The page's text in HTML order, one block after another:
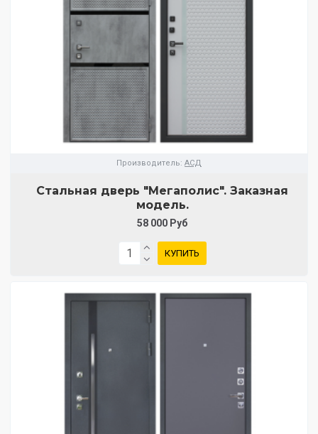
Производитель: АСД
Стальная дверь "Мегаполис". Заказная
модель.
58 000 Руб
КУПИТЬ